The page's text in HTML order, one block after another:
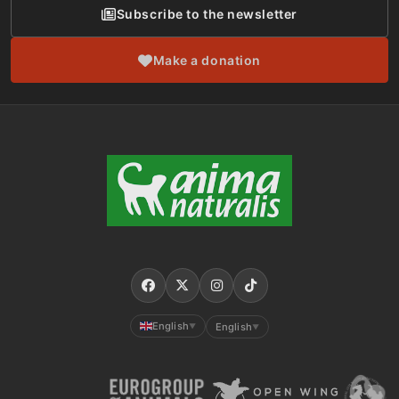
Subscribe to the newsletter
Make a donation
English ▼ English ▼